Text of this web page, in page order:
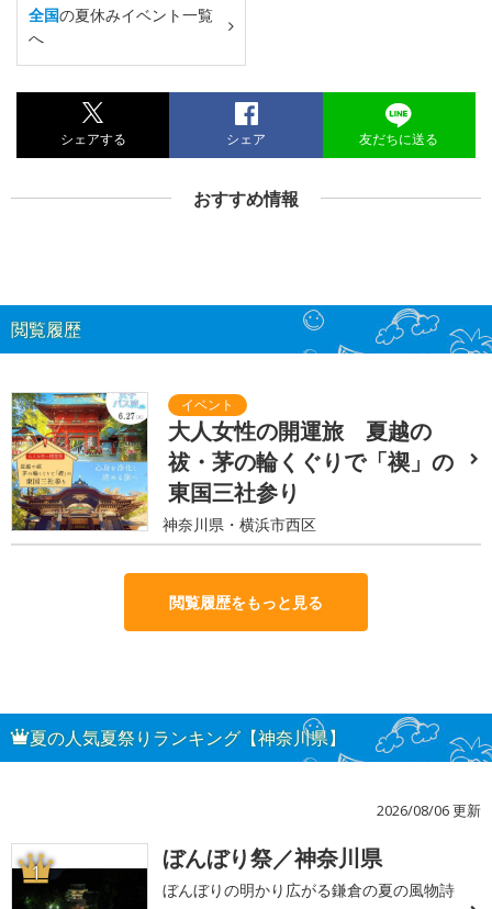
全国の夏休みイベント一覧
へ
シェアする シェア 友だちに送る
おすすめ情報
閲覧履歴
大人女性の開運旅 夏越の
祓・茅の輪くぐりで「禊」の
東国三社参り
神奈川県・横浜市西区
閲覧履歴をもっと見る
夏の人気夏祭りランキング【神奈川県】
2026/08/06 更新
1 ぼんぼり祭／神奈川県
ぼんぼりの明かり広がる鎌倉の夏の風物詩